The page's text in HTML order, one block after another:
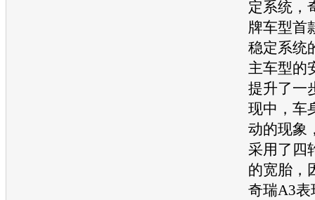
定系统，
牌车型首
稳定系统
主车型的
提升了一
现中，车
动的现象
采用了四
的宽胎，
奇瑞A3表